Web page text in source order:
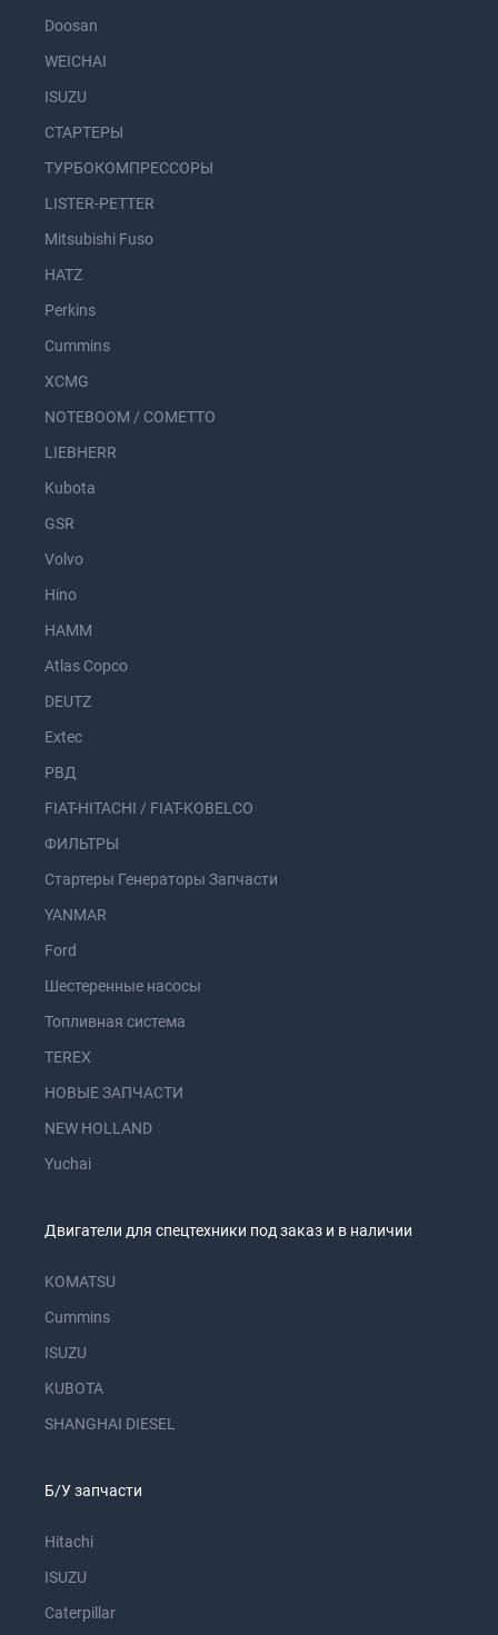
Doosan
WEICHAI
ISUZU
СТАРТЕРЫ
ТУРБОКОМПРЕССОРЫ
LISTER-PETTER
Mitsubishi Fuso
HATZ
Perkins
Cummins
XCMG
NOTEBOOM / COMETTO
LIEBHERR
Kubota
GSR
Volvo
Hino
HAMM
Atlas Copco
DEUTZ
Extec
РВД
FIAT-HITACHI / FIAT-KOBELCO
ФИЛЬТРЫ
Стартеры Генераторы Запчасти
YANMAR
Ford
Шестеренные насосы
Топливная система
TEREX
НОВЫЕ ЗАПЧАСТИ
NEW HOLLAND
Yuchai
Двигатели для спецтехники под заказ и в наличии
KOMATSU
Cummins
ISUZU
KUBOTA
SHANGHAI DIESEL
Б/У запчасти
Hitachi
ISUZU
Caterpillar